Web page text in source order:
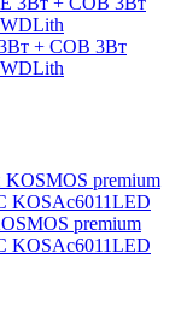
+ COB 3Вт
premium